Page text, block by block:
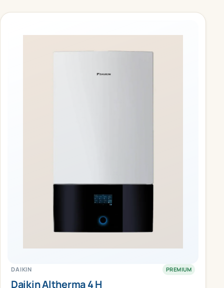
DAIKIN PREMIUM
Daikin Altherma 4 H